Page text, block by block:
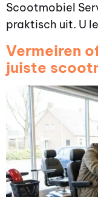
Scootmobiel
praktisch uit. U
Vermeiren
juiste